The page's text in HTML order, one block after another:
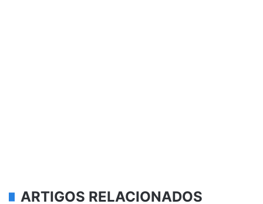
ARTIGOS RELACIONADOS